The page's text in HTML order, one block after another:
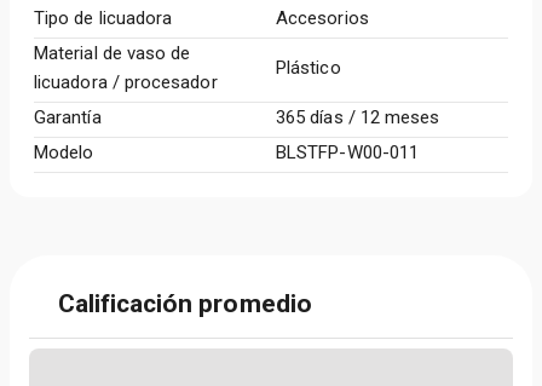
Tipo de licuadora
Accesorios
Material de vaso de
licuadora / procesador
Plástico
Garantía
365 días / 12 meses
Modelo
BLSTFP-W00-011
Calificación promedio